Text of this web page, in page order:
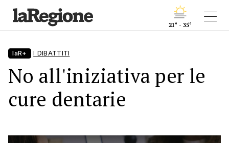
21° - 35°
laR+ I DIBATTITI
No all'iniziativa per le
cure dentarie